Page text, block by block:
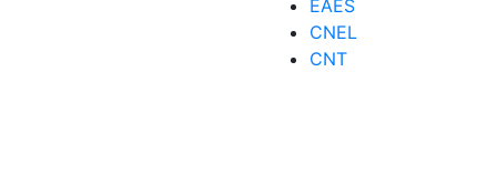
Productos
EAES
CNEL
CNT